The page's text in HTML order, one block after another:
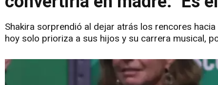
Shakira sorprendió al dejar atrás los rencores
hoy solo prioriza a sus hijos y su carrera musical,